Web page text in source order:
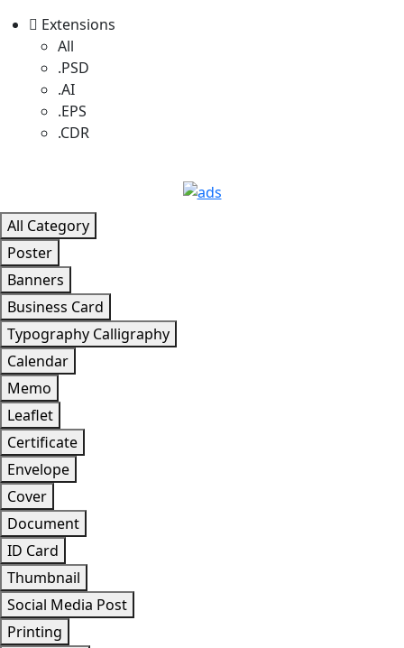
Extensions
All
.PSD
.AI
.EPS
.CDR
All Category
Poster
Banners
Business Card
Typography Calligraphy
Calendar
Memo
Leaflet
Certificate
Envelope
Cover
Document
ID Card
Thumbnail
Social Media Post
Printing